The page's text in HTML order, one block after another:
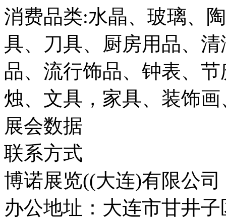
消费品类:水晶、玻璃、
具、刀具、厨房用品、
品、流行饰品、钟表、
烛、文具，家具、装饰
展会数据
联系方式
博诺展览((大连)有限公司
办公地址：大连市甘井